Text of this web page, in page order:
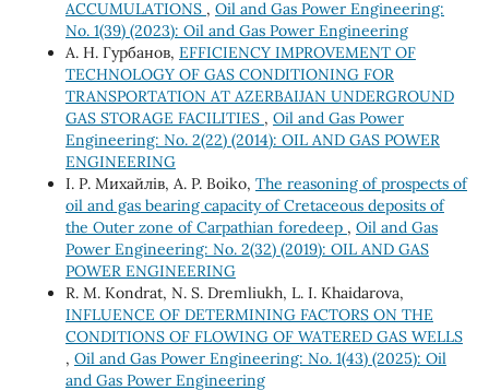
ACCUMULATIONS , Oil and Gas Power Engineering:
No. 1(39) (2023): Oil and Gas Power Engineering
А. Н. Гурбанов, EFFICIENCY IMPROVEMENT OF
TECHNOLOGY OF GAS CONDITIONING FOR
TRANSPORTATION AT AZERBAIJAN UNDERGROUND
GAS STORAGE FACILITIES , Oil and Gas Power
Engineering: No. 2(22) (2014): OIL AND GAS POWER
ENGINEERING
І. Р. Михайлів, A. P. Boiko, The reasoning of prospects of
oil and gas bearing capacity of Cretaceous deposits of
the Outer zone of Carpathian foredeep , Oil and Gas
Power Engineering: No. 2(32) (2019): OIL AND GAS
POWER ENGINEERING
R. M. Kondrat, N. S. Dremliukh, L. I. Khaidarova,
INFLUENCE OF DETERMINING FACTORS ON THE
CONDITIONS OF FLOWING OF WATERED GAS WELLS
, Oil and Gas Power Engineering: No. 1(43) (2025): Oil
and Gas Power Engineering